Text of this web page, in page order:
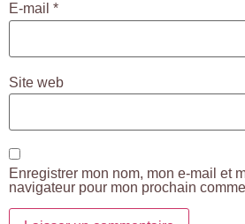
E-mail *
Site web
Enregistrer mon nom, mon e-mail et
navigateur pour mon prochain